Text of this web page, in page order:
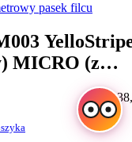
kurzu”) 3